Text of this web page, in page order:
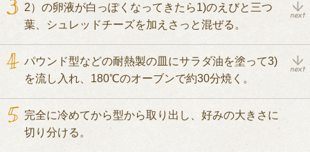
2）の卵液が白っぽくなってきたら1)のえびと三つ
葉、シュレッドチーズを加えさっと混ぜる。
パウンド型などの耐熱製の皿にサラダ油を塗って3)
を流し入れ、180℃のオーブンで約30分焼く。
完全に冷めてから型から取り出し、好みの大きさに
切り分ける。